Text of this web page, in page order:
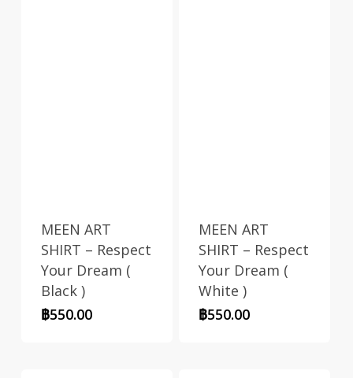
MEEN ART
SHIRT – Respect
Your Dream (
Black )
฿550.00
MEEN ART
SHIRT – Respect
Your Dream (
White )
฿550.00